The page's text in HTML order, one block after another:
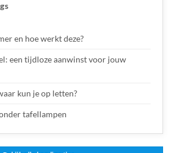
en hoe werkt deze?
een tijdloze aanwinst voor jouw
kun je op letten?
tafellampen